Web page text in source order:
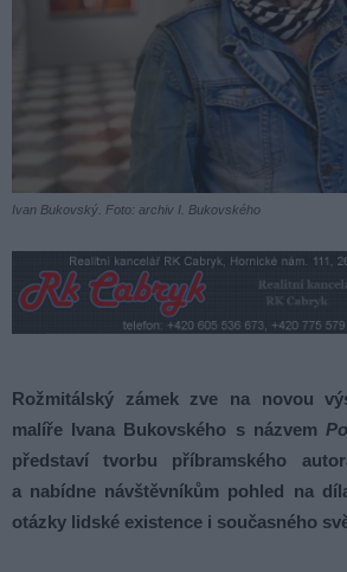
Ivan Bukovský. Foto: archiv I. Bukovského
Rožmitálský zámek zve na novou
malíře Ivana Bukovského s názvem
představí tvorbu příbramského
a nabídne návštěvníkům pohled na
otázky lidské existence i současného